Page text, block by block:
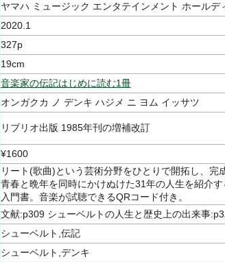
ヤマハ ミュージック エンタテインメント ホールデ
2020.1
327p
19cm
音楽家の伝記はじめに読む1冊
オンガクカ ノ デンキ ハジメ ニ ヨム イッサツ
リブリオ出版 1985年刊の増補改訂
¥1600
リート(歌曲)という芸術分野をひとりで開拓し、完
青春と晩年を同時にかけぬけた31年の人生を紹介
入門書。音楽が試聴できるQRコード付き。
文献:p309 シューベルトの人生と歴史上の出来事
シューベルト,伝記
シューベルト,デンキ